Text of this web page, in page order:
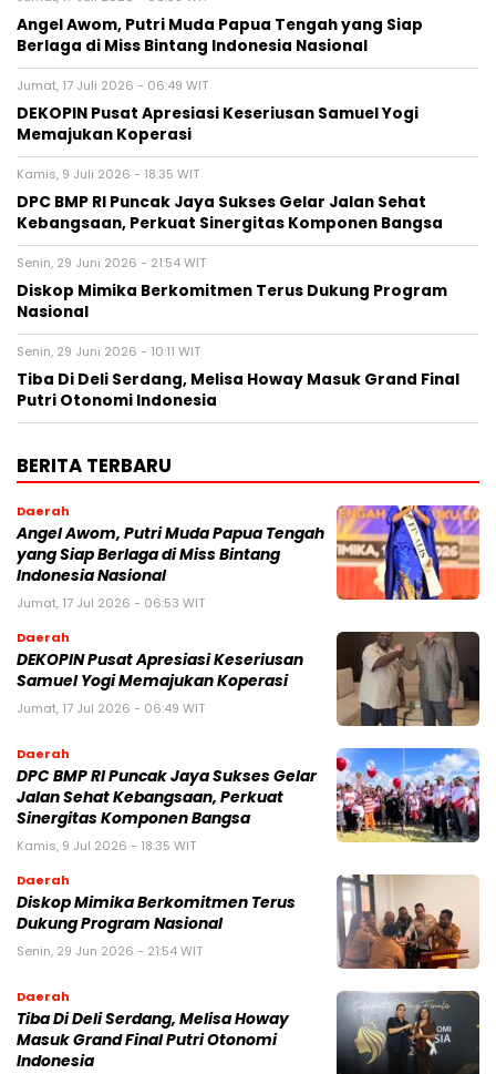
Angel Awom, Putri Muda Papua Tengah yang Siap
Berlaga di Miss Bintang Indonesia Nasional
Jumat, 17 Juli 2026 - 06:49 WIT
DEKOPIN Pusat Apresiasi Keseriusan Samuel Yogi
Memajukan Koperasi
Kamis, 9 Juli 2026 - 18:35 WIT
DPC BMP RI Puncak Jaya Sukses Gelar Jalan Sehat
Kebangsaan, Perkuat Sinergitas Komponen Bangsa
Senin, 29 Juni 2026 - 21:54 WIT
Diskop Mimika Berkomitmen Terus Dukung Program
Nasional
Senin, 29 Juni 2026 - 10:11 WIT
Tiba Di Deli Serdang, Melisa Howay Masuk Grand Final
Putri Otonomi Indonesia
BERITA TERBARU
Daerah
Angel Awom, Putri Muda Papua Tengah
yang Siap Berlaga di Miss Bintang
Indonesia Nasional
Jumat, 17 Jul 2026 - 06:53 WIT
Daerah
DEKOPIN Pusat Apresiasi Keseriusan
Samuel Yogi Memajukan Koperasi
Jumat, 17 Jul 2026 - 06:49 WIT
Daerah
DPC BMP RI Puncak Jaya Sukses Gelar
Jalan Sehat Kebangsaan, Perkuat
Sinergitas Komponen Bangsa
Kamis, 9 Jul 2026 - 18:35 WIT
Daerah
Diskop Mimika Berkomitmen Terus
Dukung Program Nasional
Senin, 29 Jun 2026 - 21:54 WIT
Daerah
Tiba Di Deli Serdang, Melisa Howay
Masuk Grand Final Putri Otonomi
Indonesia